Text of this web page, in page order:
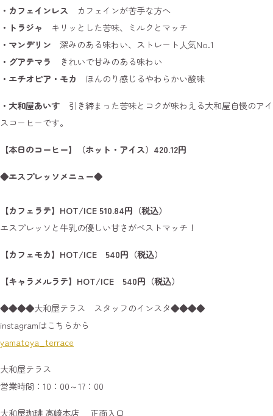
・カフェインレス カフェインが苦手な方へ
・トラジャ キリッとした苦味、ミルクとマッチ
・マンデリン 深みのある味わい、ストレート人気No.1
・グアテマラ きれいで甘みのある味わい
・エチオピア・モカ ほんのり感じるやわらかい酸味
・大和屋あいす 引き締まった苦味とコクが味わえる大和屋自慢のアイ
スコーヒーです。
【本日のコーヒー】（ホット・アイス）420.12円
◆エスプレッソメニュー◆
【カフェラテ】HOT/ICE 510.84円（税込）
エスプレッソと牛乳の優しい甘さがベストマッチ！
【カフェモカ】HOT/ICE 540円（税込）
【キャラメルラテ】HOT/ICE 540円（税込）
◆◆◆◆大和屋テラス スタッフのインスタ◆◆◆◆
instagramはこちらから
yamatoya_terrace
大和屋テラス
営業時間：10：00～17：00
大和屋珈琲 高崎本店 正面入口